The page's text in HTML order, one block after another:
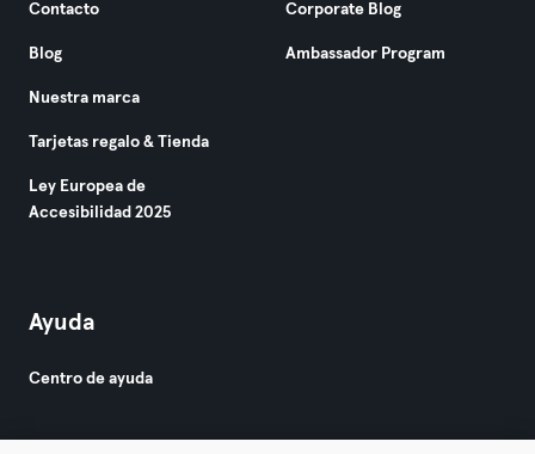
Contacto
Blog
Nuestra marca
Tarjetas regalo & Tienda
Ley Europea de
Accesibilidad 2025
Corporate Blog
Ambassador Program
Ayuda
Centro de ayuda